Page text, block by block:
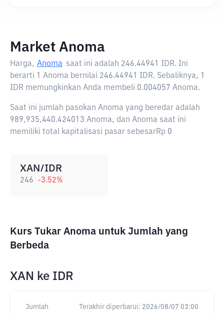
Market Anoma
Harga, Anoma saat ini adalah 246.44941 IDR. Ini
berarti 1 Anoma bernilai 246.44941 IDR. Sebaliknya, 1
IDR memungkinkan Anda membeli 0.004057 Anoma.
Saat ini jumlah pasokan Anoma yang beredar adalah
989,935,440.424013 Anoma, dan Anoma saat ini
memiliki total kapitalisasi pasar sebesarRp 0
XAN/IDR
246 -3.52%
Kurs Tukar Anoma untuk Jumlah yang
Berbeda
XAN ke IDR
Jumlah Terakhir diperbarui: 2026/08/07 03:00